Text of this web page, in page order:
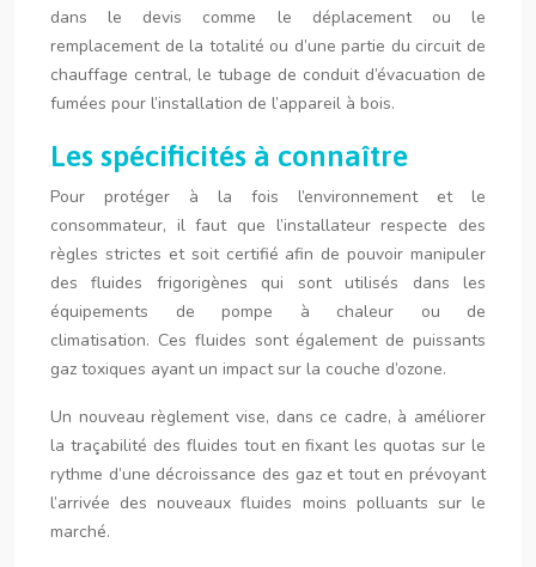
dans le devis comme le déplacement ou le
remplacement de la totalité ou d’une partie du circuit de
chauffage central, le tubage de conduit d’évacuation de
fumées pour l’installation de l’appareil à bois.
Les spécificités à connaître
Pour protéger à la fois l’environnement et le
consommateur, il faut que l’installateur respecte des
règles strictes et soit certifié afin de pouvoir manipuler
des fluides frigorigènes qui sont utilisés dans les
équipements de pompe à chaleur ou de
climatisation. Ces fluides sont également de puissants
gaz toxiques ayant un impact sur la couche d’ozone.
Un nouveau règlement vise, dans ce cadre, à améliorer
la traçabilité des fluides tout en fixant les quotas sur le
rythme d’une décroissance des gaz et tout en prévoyant
l’arrivée des nouveaux fluides moins polluants sur le
marché.